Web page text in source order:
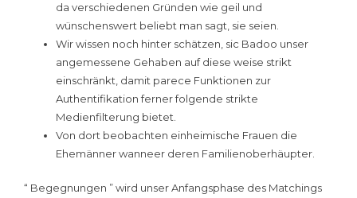
da verschiedenen Gründen wie geil und
wünschenswert beliebt man sagt, sie seien.
Wir wissen noch hinter schätzen, sic Badoo unser
angemessene Gehaben auf diese weise strikt
einschränkt, damit parece Funktionen zur
Authentifikation ferner folgende strikte
Medienfilterung bietet.
Von dort beobachten einheimische Frauen die
Ehemänner wanneer deren Familienoberhäupter.
“ Begegnungen ” wird unser Anfangsphase des Matchings